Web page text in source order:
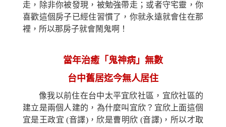
走，除非你被發現，被勉強帶走；或者守宅靈，你
喜歡這個房子已經住習慣了，你就永遠就會住在那
裡，所以那房子就會鬧鬼啊！
當年治癒「鬼神病」無數
台中舊居迄今無人居住
像我以前住在台中太平宜欣社區，宜欣社區的
建立是兩個人建的，為什麼叫宜欣？宜欣上面這個
宜是王政宜(音譯)，欣是曹明欣 (音譯)，所以才取